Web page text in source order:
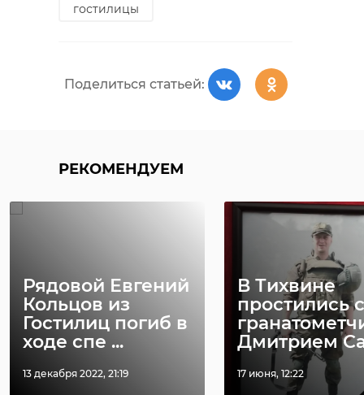
гостилицы
Поделиться статьей:
РЕКОМЕНДУЕМ
Рядовой Евгений
Кольцов из
Гостилиц погиб в
ходе спе ...
13 декабря 2022, 21:19
В Тихвине
простились с
Дмитрием
17 июня, 12:22